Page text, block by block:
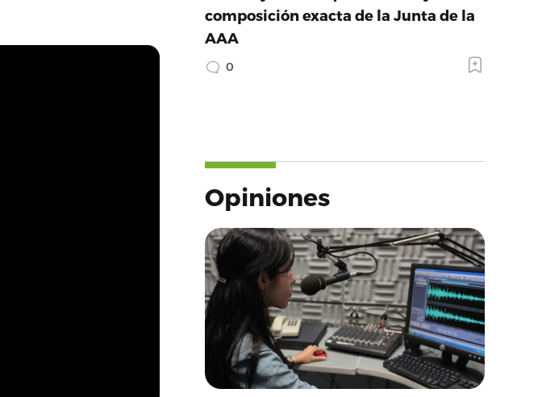
composición exacta de la Junta de la
AAA
0
Opiniones